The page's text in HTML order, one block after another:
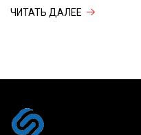
Обновлено: март
ЧИТАТЬ ДАЛЕЕ